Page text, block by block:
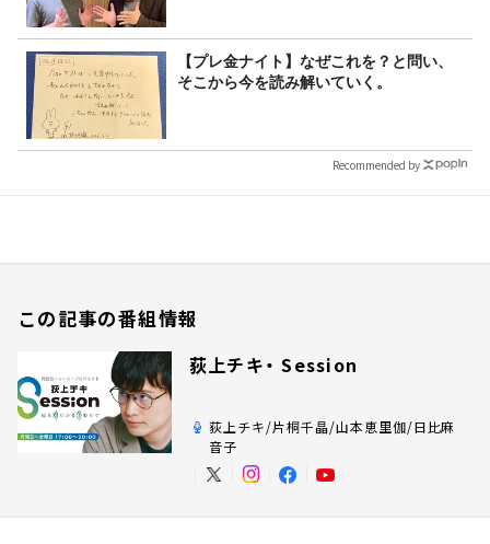
【プレ金ナイト】なぜこれを？と問い、
そこから今を読み解いていく。
Recommended by
この記事の番組情報
荻上チキ・ Session
荻上チキ/片桐千晶/山本恵里伽/日比麻
音子